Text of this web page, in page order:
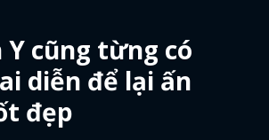
Y cũng từng có
diễn để lại ấn
đẹp